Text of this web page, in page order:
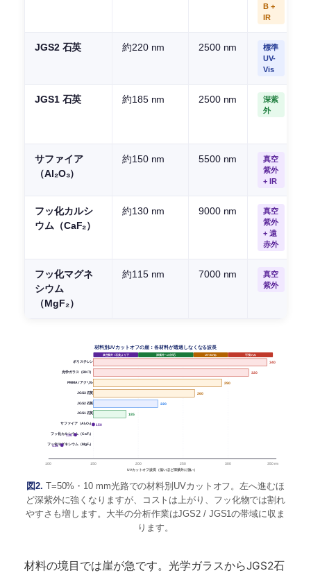
B +
IR
JGS2 石英 約220 nm 2500 nm
標準
UV-
Vis
JGS1 石英 約185 nm 2500 nm
深紫
外
サファイア
（Al₂O₃）
約150 nm 5500 nm
真空
紫外
+ IR
フッ化カルシ
ウム（CaF₂）
約130 nm 9000 nm
真空
紫外
+ 遠
赤外
フッ化マグネ
シウム
（MgF₂）
約115 nm 7000 nm
真空
紫外
材料別UVカットオフの崖：各材料が透過しなくなる波長
100 150 200 250 300 350 nm
UVカットオフ波長（低いほど深紫外に強い）
ポリスチレン 340
光学ガラス（BK7） 320
PMMA / アクリル 290
JGS3 石英 260
JGS2 石英 220
JGS1 石英 185
サファイア（Al₂O₃） 150
フッ化カルシウム（CaF₂）
130
フッ化マグネシウム（MgF₂）
115
真空紫外 / 石英より下 深紫外への対応 UV-Bのみ 可視のみ
図2. T=50%・10 mm光路での材料別UVカットオフ。左へ進むほ
ど深紫外に強くなりますが、コストは上がり、フッ化物では割れ
やすさも増します。大半の分析作業はJGS2 / JGS1の帯域に収ま
ります。
材料の境目では崖が急です。光学ガラスからJGS2石